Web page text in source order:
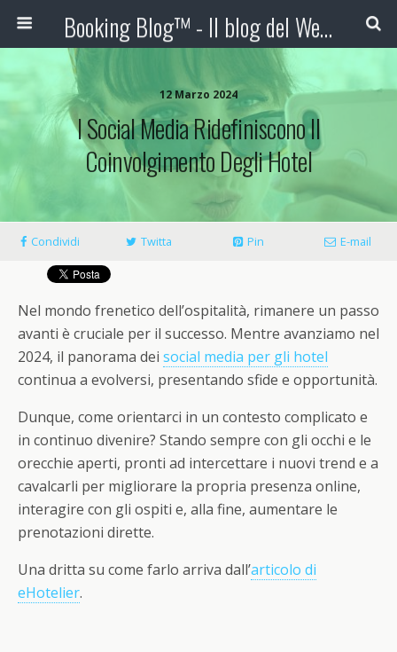
Booking Blog™ - Il blog del Web Marketing Turistico
12 Marzo 2024
I Social Media Ridefiniscono Il
Coinvolgimento Degli Hotel
Condividi Twitta Pin E-mail
Nel mondo frenetico dell’ospitalità, rimanere un passo
avanti è cruciale per il successo. Mentre avanziamo nel
2024, il panorama dei social media per gli hotel
continua a evolversi, presentando sfide e opportunità.
Dunque, come orientarci in un contesto complicato e
in continuo divenire? Stando sempre con gli occhi e le
orecchie aperti, pronti ad intercettare i nuovi trend e a
cavalcarli per migliorare la propria presenza online,
interagire con gli ospiti e, alla fine, aumentare le
prenotazioni dirette.
Una dritta su come farlo arriva dall’articolo di
eHotelier.